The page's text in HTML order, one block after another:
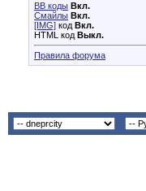
BB коды Вкл.
Смайлы Вкл.
[IMG] код Вкл.
HTML код Выкл.
Правила форума